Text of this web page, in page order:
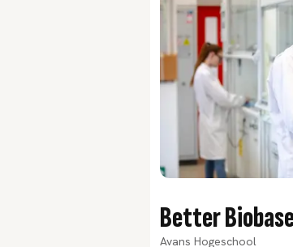
Better
Avans Hogeschool